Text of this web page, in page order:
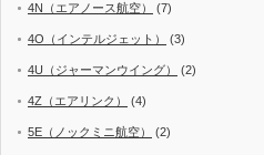
4N（エアノース航空） (7)
4O（インテルジェット） (3)
4U（ジャーマンウイング） (2)
4Z（エアリンク） (4)
5E（ノックミニ航空） (2)